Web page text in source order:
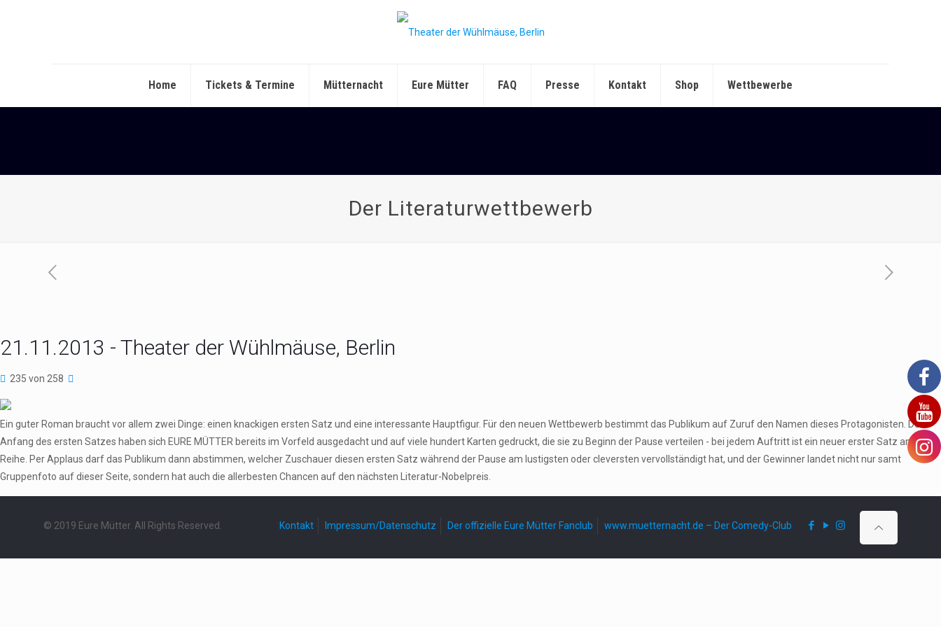
Home Tickets & Termine Mütternacht Eure Mütter FAQ Presse Kontakt Shop Wettbewerbe
Der Literaturwettbewerb
21.11.2013 - Theater der Wühlmäuse, Berlin
235 von 258
Ein guter Roman braucht vor allem zwei Dinge: einen knackigen ersten Satz und eine interessante Hauptfigur. Für den neuen Wettbewerb bestimmt das Publikum auf Zuruf den Namen dieses Protagonisten. Den
Anfang des ersten Satzes haben sich EURE MÜTTER bereits im Vorfeld ausgedacht und auf viele hundert Karten gedruckt, die sie zu Beginn der Pause verteilen - bei jedem Auftritt ist ein neuer erster Satz an der
Reihe. Per Applaus darf das Publikum dann abstimmen, welcher Zuschauer diesen ersten Satz während der Pause am lustigsten oder cleversten vervollständigt hat, und der Gewinner landet nicht nur samt
Gruppenfoto auf dieser Seite, sondern hat auch die allerbesten Chancen auf den nächsten Literatur-Nobelpreis.
© 2019 Eure Mütter. All Rights Reserved. Kontakt Impressum/Datenschutz Der offizielle Eure Mütter Fanclub www.muetternacht.de – Der Comedy-Club